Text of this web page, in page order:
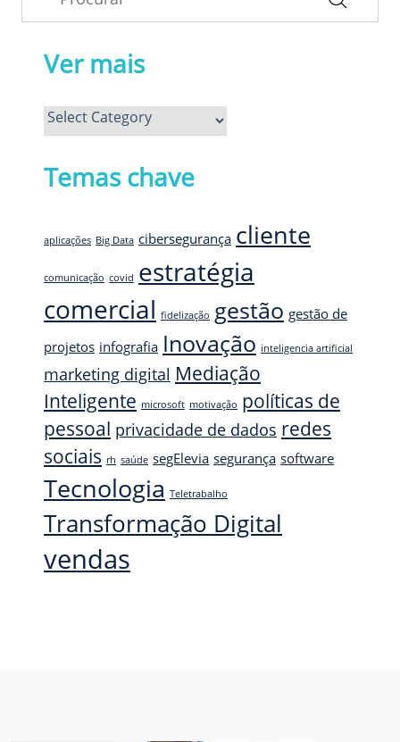
Ver mais
Ver
mais
Temas chave
aplicações Big Data cibersegurança cliente
comunicação covid estratégia
comercial fidelização gestão gestão de
projetos infografia Inovação inteligencia artificial
marketing digital Mediação
Inteligente microsoft motivação políticas de
pessoal privacidade de dados redes
sociais rh saúde segElevia segurança software
Tecnologia Teletrabalho
Transformação Digital
vendas